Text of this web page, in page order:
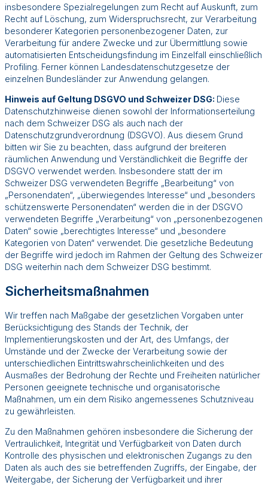
insbesondere Spezialregelungen zum Recht auf Auskunft, zum
Recht auf Löschung, zum Widerspruchsrecht, zur Verarbeitung
besonderer Kategorien personenbezogener Daten, zur
Verarbeitung für andere Zwecke und zur Übermittlung sowie
automatisierten Entscheidungsfindung im Einzelfall einschließlich
Profiling. Ferner können Landesdatenschutzgesetze der
einzelnen Bundesländer zur Anwendung gelangen.
Hinweis auf Geltung DSGVO und Schweizer DSG: Diese
Datenschutzhinweise dienen sowohl der Informationserteilung
nach dem Schweizer DSG als auch nach der
Datenschutzgrundverordnung (DSGVO). Aus diesem Grund
bitten wir Sie zu beachten, dass aufgrund der breiteren
räumlichen Anwendung und Verständlichkeit die Begriffe der
DSGVO verwendet werden. Insbesondere statt der im
Schweizer DSG verwendeten Begriffe „Bearbeitung“ von
„Personendaten“, „überwiegendes Interesse“ und „besonders
schützenswerte Personendaten“ werden die in der DSGVO
verwendeten Begriffe „Verarbeitung“ von „personenbezogenen
Daten“ sowie „berechtigtes Interesse“ und „besondere
Kategorien von Daten“ verwendet. Die gesetzliche Bedeutung
der Begriffe wird jedoch im Rahmen der Geltung des Schweizer
DSG weiterhin nach dem Schweizer DSG bestimmt.
Sicherheitsmaßnahmen
Wir treffen nach Maßgabe der gesetzlichen Vorgaben unter
Berücksichtigung des Stands der Technik, der
Implementierungskosten und der Art, des Umfangs, der
Umstände und der Zwecke der Verarbeitung sowie der
unterschiedlichen Eintrittswahrscheinlichkeiten und des
Ausmaßes der Bedrohung der Rechte und Freiheiten natürlicher
Personen geeignete technische und organisatorische
Maßnahmen, um ein dem Risiko angemessenes Schutzniveau
zu gewährleisten.
Zu den Maßnahmen gehören insbesondere die Sicherung der
Vertraulichkeit, Integrität und Verfügbarkeit von Daten durch
Kontrolle des physischen und elektronischen Zugangs zu den
Daten als auch des sie betreffenden Zugriffs, der Eingabe, der
Weitergabe, der Sicherung der Verfügbarkeit und ihrer